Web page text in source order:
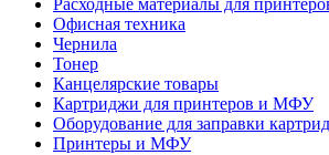
Расходные материалы для
Офисная техника
Чернила
Тонер
Канцелярские товары
Картриджи для принтеров и МФУ
Оборудование для заправки
Принтеры и МФУ